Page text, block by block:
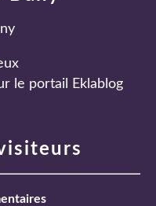
le portail Eklablog